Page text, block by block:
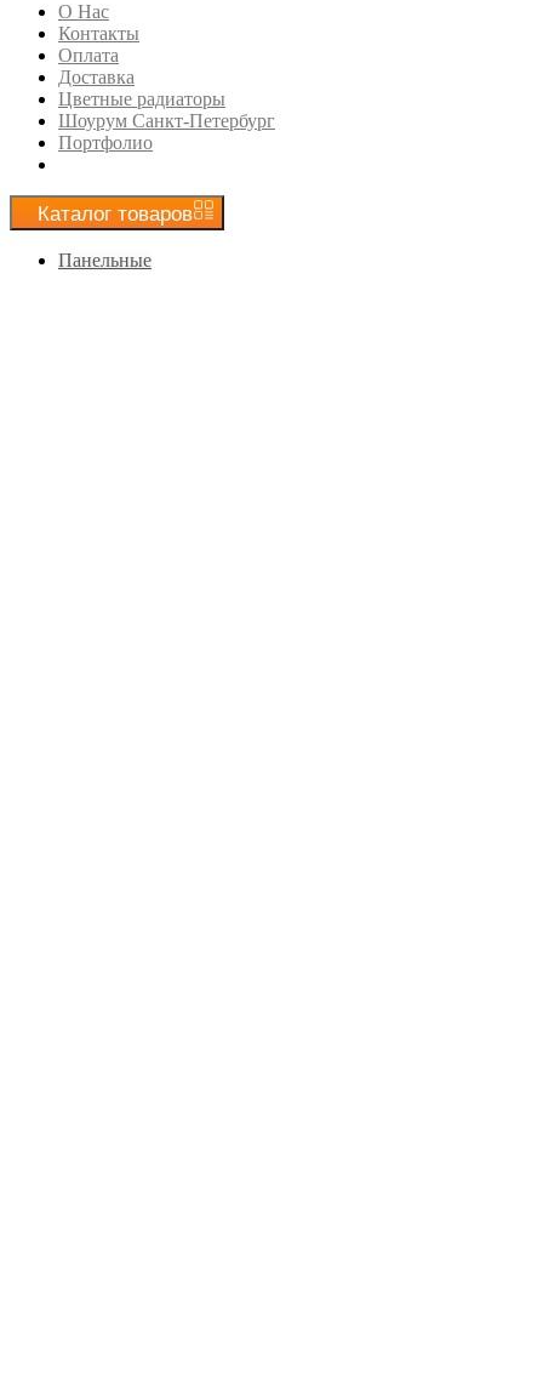
О Нас
Контакты
Оплата
Доставка
Цветные радиаторы
Шоурум Санкт-Петербург
Портфолио
Каталог товаров
Панельные